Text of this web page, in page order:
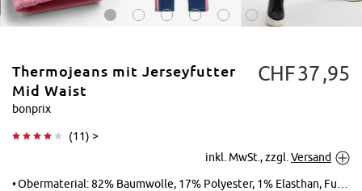
Vergrößern
Thermojeans mit Jerseyfutter
Mid Waist
bonprix
(11) >
CHF37 95
inkl. MwSt., zzgl. Versand
Obermaterial: 82% Baumwolle, 17% Polyester, 1% Elasthan, Futter: 100% Baumwolle